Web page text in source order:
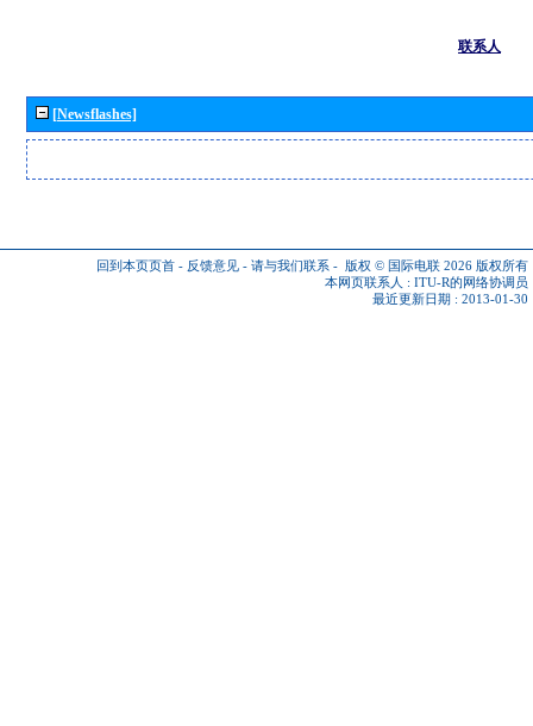
联系人
[Newsflashes]
回到本页页首 - 反馈意见 - 请与我们联系 - 版权 © 国际电联 2026 版权所有
本网页联系人 : ITU-R的网络协调员
最近更新日期 : 2013-01-30